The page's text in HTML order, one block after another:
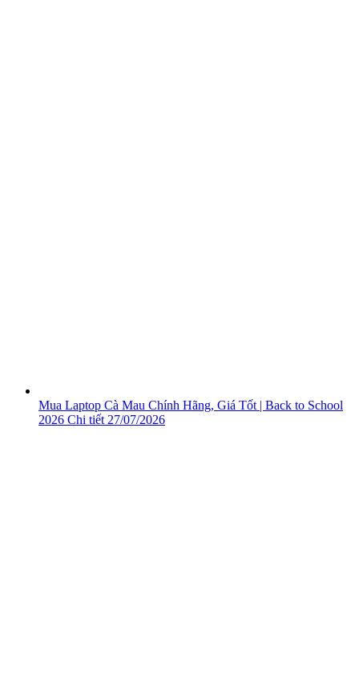
Mua Laptop Cà Mau Chính Hãng, Giá Tốt | Back to School
2026 Chi tiết 27/07/2026